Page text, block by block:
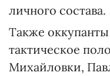
личного состава.
Также
тактическое
Михайловки,